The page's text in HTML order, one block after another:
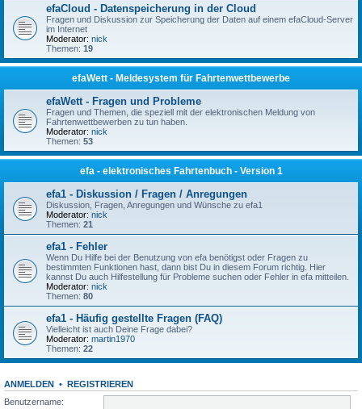
efaCloud - Datenspeicherung in der Cloud
Fragen und Diskussion zur Speicherung der Daten auf einem efaCloud-Server
im Internet
Moderator: nick
Themen: 19
efaWett - Meldesystem für Fahrtenwettbewerbe
efaWett - Fragen und Probleme
Fragen und Themen, die speziell mit der elektronischen Meldung von
Fahrtenwettbewerben zu tun haben.
Moderator: nick
Themen: 53
efa - elektronisches Fahrtenbuch - Version 1
efa1 - Diskussion / Fragen / Anregungen
Diskussion, Fragen, Anregungen und Wünsche zu efa1
Moderator: nick
Themen: 21
efa1 - Fehler
Wenn Du Hilfe bei der Benutzung von efa benötigst oder Fragen zu
bestimmten Funktionen hast, dann bist Du in diesem Forum richtig. Hier
kannst Du auch Hilfestellung für Probleme suchen oder Fehler in efa mitteilen.
Moderator: nick
Themen: 80
efa1 - Häufig gestellte Fragen (FAQ)
Vielleicht ist auch Deine Frage dabei?
Moderator: martin1970
Themen: 22
ANMELDEN • REGISTRIEREN
Benutzername: